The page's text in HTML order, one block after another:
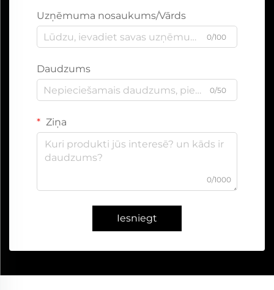
Uzņēmuma nosaukums/Vārds
0/100
Daudzums
0/50
Ziņa
0/1000
Iesniegt